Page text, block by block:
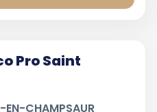
Pro Saint
EN-CHAMPSAUR